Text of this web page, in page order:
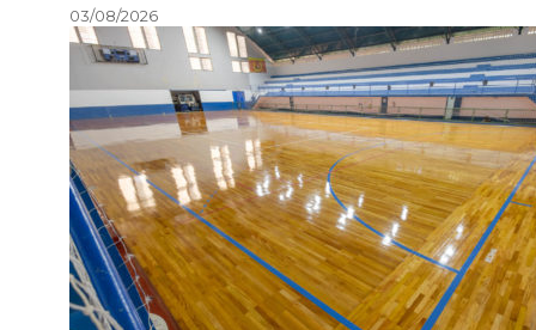
03/08/2026